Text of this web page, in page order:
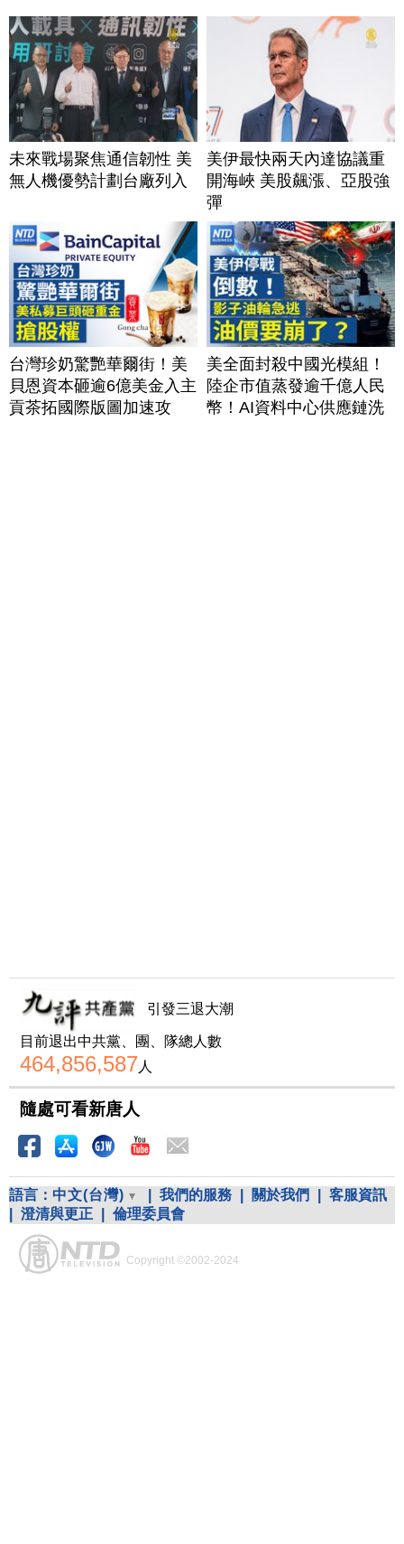
未來戰場聚焦通信韌性 美
無人機優勢計劃台廠列入
美伊最快兩天內達協議重
開海峽 美股飆漲、亞股強
彈
台灣珍奶驚艷華爾街！美
貝恩資本砸逾6億美金入主
貢茶拓國際版圖加速攻
美全面封殺中國光模組！
陸企市值蒸發逾千億人民
幣！AI資料中心供應鏈洗
引發三退大潮
目前退出中共黨、團、隊總人數
464,856,587人
隨處可看新唐人
語言： 中文(台灣) 我們的服務 關於我們
客服資訊
澄清與更正 倫理委員會
Copyright ©2002-2024